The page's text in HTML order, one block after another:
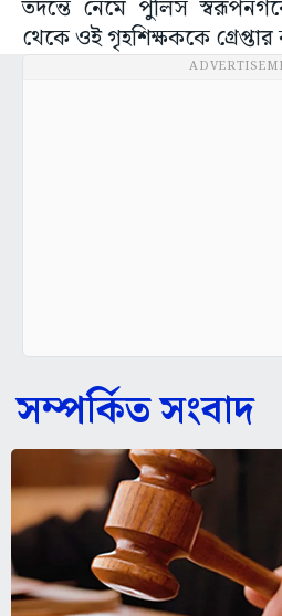
তদন্তে নেমে পুলিস
থেকে ওই গৃহশিক্ষককে গ্রেপ্তার
সম্পর্কিত সংবাদ